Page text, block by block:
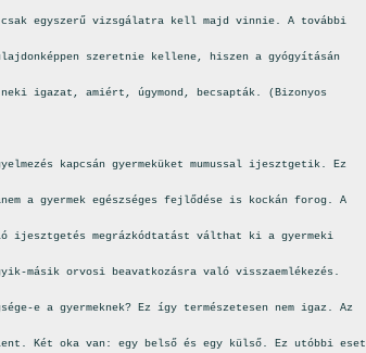
egyszerű vizsgálatra kell majd vinnie. A további
szeretnie kellene, hiszen a gyógyításán
igazat, amiért, úgymond, becsapták. (Bizonyos
kapcsán gyermeküket mumussal ijesztgetik. Ez
a gyermek egészséges fejlődése is kockán forog. A
ijesztgetés megrázkódtatást válthat ki a gyermeki
másik orvosi beavatkozásra való visszaemlékezés.
e a gyermeknek? Ez így természetesen nem igaz. Az
Két oka van: egy belső és egy külső. Ez utóbbi eset